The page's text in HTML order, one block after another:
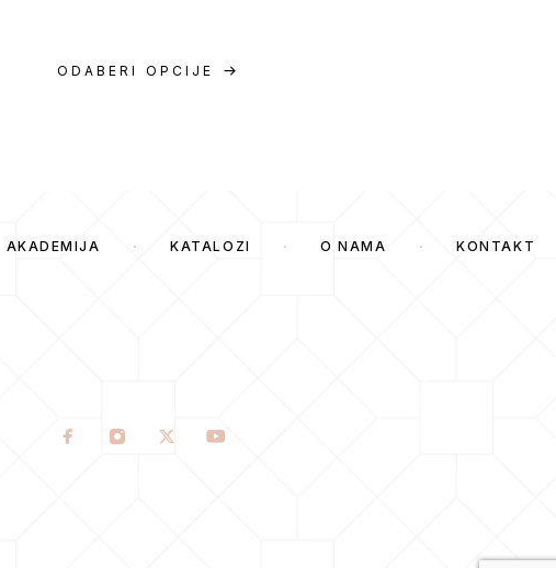
ODABERI OPCIJE
AKADEMIJA KATALOZI O NAMA KONTAKT